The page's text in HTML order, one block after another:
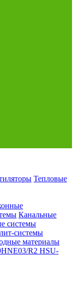
Тепловые
Канальные
системы
системы
материалы
R2 HSU-